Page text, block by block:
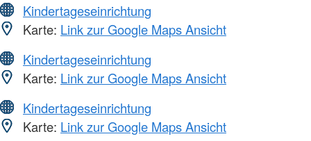
Kindertageseinrichtung
Karte: Link zur Google Maps Ansicht
Kindertageseinrichtung
Karte: Link zur Google Maps Ansicht
Kindertageseinrichtung
Karte: Link zur Google Maps Ansicht